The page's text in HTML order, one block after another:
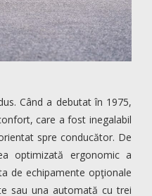
Când a debutat în 1975,
care a fost inegalabil
spre conducător. De
optimizată ergonomic a
de echipamente opţionale
sau una automată cu trei